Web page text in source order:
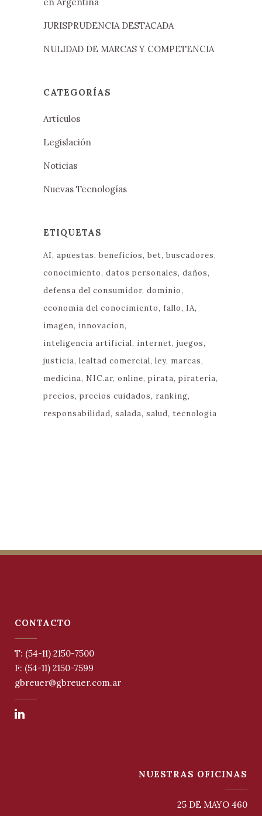
JURISPRUDENCIA DESTACADA
NULIDAD DE MARCAS Y COMPETENCIA
CATEGORÍAS
Artículos
Legislación
Noticias
Nuevas Tecnologías
ETIQUETAS
AI apuestas beneficios bet buscadores
conocimiento datos personales daños
defensa del consumidor dominio
economia del conocimiento fallo
IA
imagen innovacion
inteligencia artificial internet juegos
justicia lealtad comercial ley marcas
medicina NIC.ar online pirata pirateria
precios precios cuidados
ranking
responsabilidad salada salud tecnologia
CONTACTO
T: (54-11) 2150-7500
F: (54-11) 2150-7599
gbreuer@gbreuer.com.ar
NUESTRAS OFICINAS
25 DE MAYO 460